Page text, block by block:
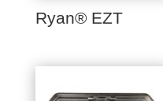
Ryan® EZT